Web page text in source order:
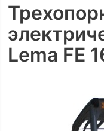
Lema FE